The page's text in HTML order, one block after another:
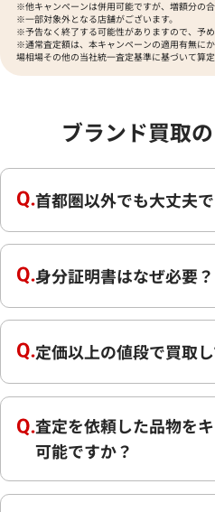
※他キャンペーンは併用可能ですが、増額分の
※一部対象外となる店舗がございます。
※予告なく終了する可能性がありますので、予め
※通常査定額は、本キャンペーンの適用有無に
場相場その他の当社統一査定基準に基づいて算定
ブランド買取
首都圏以外でも大丈夫
身分証明書はなぜ必要？
定価以上の値段で買取
査定を依頼した品物を
可能ですか？